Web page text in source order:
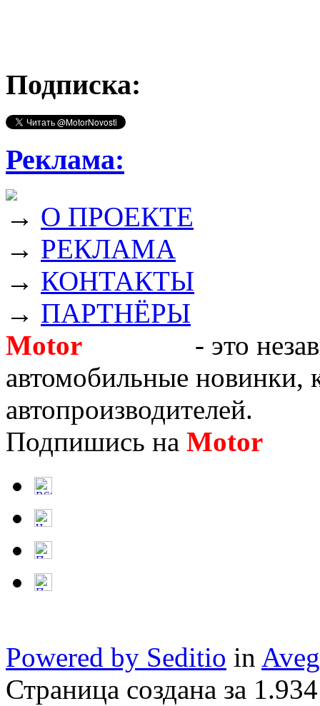
Подписка:
Реклама:
→ О ПРОЕКТЕ
→ РЕКЛАМА
→ КОНТАКТЫ
→ ПАРТНЁРЫ
Motor
- это
автомобильные новинки,
автопроизводителей.
Подпишись на Motor
Powered by Seditio in
Страница создана за